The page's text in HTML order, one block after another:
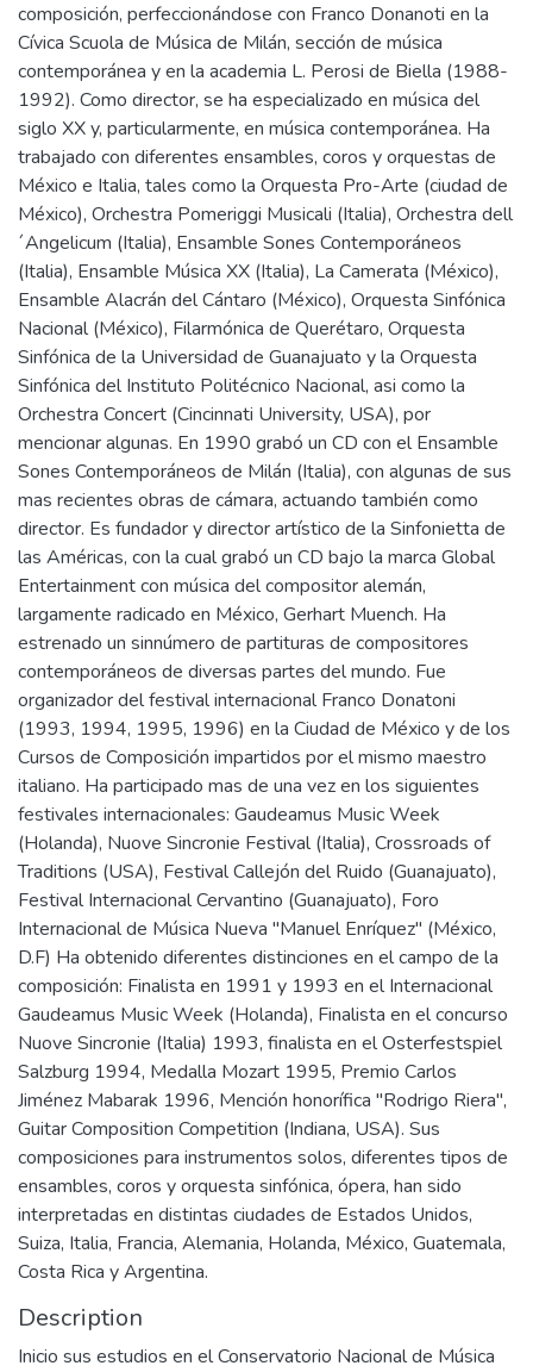
composición, perfeccionándose con Franco Donanoti en la
Cívica Scuola de Música de Milán, sección de música
contemporánea y en la academia L. Perosi de Biella (1988-
1992). Como director, se ha especializado en música del
siglo XX y, particularmente, en música contemporánea. Ha
trabajado con diferentes ensambles, coros y orquestas de
México e Italia, tales como la Orquesta Pro-Arte (ciudad de
México), Orchestra Pomeriggi Musicali (Italia), Orchestra dell
´Angelicum (Italia), Ensamble Sones Contemporáneos
(Italia), Ensamble Música XX (Italia), La Camerata (México),
Ensamble Alacrán del Cántaro (México), Orquesta Sinfónica
Nacional (México), Filarmónica de Querétaro, Orquesta
Sinfónica de la Universidad de Guanajuato y la Orquesta
Sinfónica del Instituto Politécnico Nacional, asi como la
Orchestra Concert (Cincinnati University, USA), por
mencionar algunas. En 1990 grabó un CD con el Ensamble
Sones Contemporáneos de Milán (Italia), con algunas de sus
mas recientes obras de cámara, actuando también como
director. Es fundador y director artístico de la Sinfonietta de
las Américas, con la cual grabó un CD bajo la marca Global
Entertainment con música del compositor alemán,
largamente radicado en México, Gerhart Muench. Ha
estrenado un sinnúmero de partituras de compositores
contemporáneos de diversas partes del mundo. Fue
organizador del festival internacional Franco Donatoni
(1993, 1994, 1995, 1996) en la Ciudad de México y de los
Cursos de Composición impartidos por el mismo maestro
italiano. Ha participado mas de una vez en los siguientes
festivales internacionales: Gaudeamus Music Week
(Holanda), Nuove Sincronie Festival (Italia), Crossroads of
Traditions (USA), Festival Callejón del Ruido (Guanajuato),
Festival Internacional Cervantino (Guanajuato), Foro
Internacional de Música Nueva "Manuel Enríquez" (México,
D.F) Ha obtenido diferentes distinciones en el campo de la
composición: Finalista en 1991 y 1993 en el Internacional
Gaudeamus Music Week (Holanda), Finalista en el concurso
Nuove Sincronie (Italia) 1993, finalista en el Osterfestspiel
Salzburg 1994, Medalla Mozart 1995, Premio Carlos
Jiménez Mabarak 1996, Mención honorífica "Rodrigo Riera",
Guitar Composition Competition (Indiana, USA). Sus
composiciones para instrumentos solos, diferentes tipos de
ensambles, coros y orquesta sinfónica, ópera, han sido
interpretadas en distintas ciudades de Estados Unidos,
Suiza, Italia, Francia, Alemania, Holanda, México, Guatemala,
Costa Rica y Argentina.
Description
Inicio sus estudios en el Conservatorio Nacional de Música